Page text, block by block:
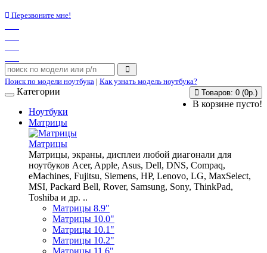
Перезвоните мне!
Поиск по модели ноутбука | Как узнать модель ноутбука?
Товаров: 0 (0р.)
В корзине пусто!
Категории
Ноутбуки
Матрицы
Матрицы
Матрицы, экраны, дисплеи любой диагонали для
ноутбуков Acer, Apple, Asus, Dell, DNS, Compaq,
eMachines, Fujitsu, Siemens, HP, Lenovo, LG, MaxSelect,
MSI, Packard Bell, Rover, Samsung, Sony, ThinkPad,
Toshiba и др. ..
Матрицы 8.9"
Матрицы 10.0"
Матрицы 10.1"
Матрицы 10.2"
Матрицы 11.6"